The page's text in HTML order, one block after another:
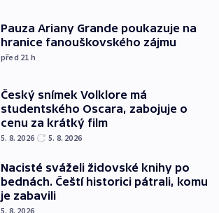
Pauza Ariany Grande poukazuje na
hranice fanouškovského zájmu
před 21 h
Český snímek Volklore má
studentského Oscara, zabojuje o
cenu za krátký film
5. 8. 2026 5. 8. 2026
Nacisté sváželi židovské knihy po
bednách. Čeští historici pátrali, komu
je zabavili
5. 8. 2026